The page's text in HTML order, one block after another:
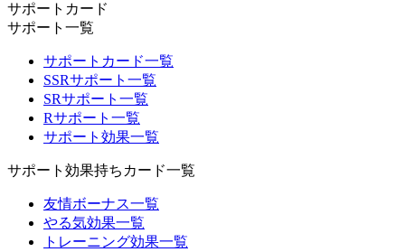
サポートカード
サポート一覧
サポートカード一覧
SSRサポート一覧
SRサポート一覧
Rサポート一覧
サポート効果一覧
サポート効果持ちカード一覧
友情ボーナス一覧
やる気効果一覧
トレーニング効果一覧